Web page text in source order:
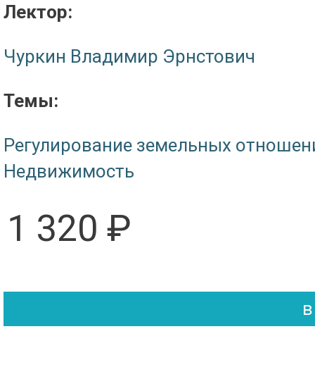
Лектор:
Чуркин Владимир Эрнстович
Темы:
Регулирование земельных
Недвижимость
1 320 ₽